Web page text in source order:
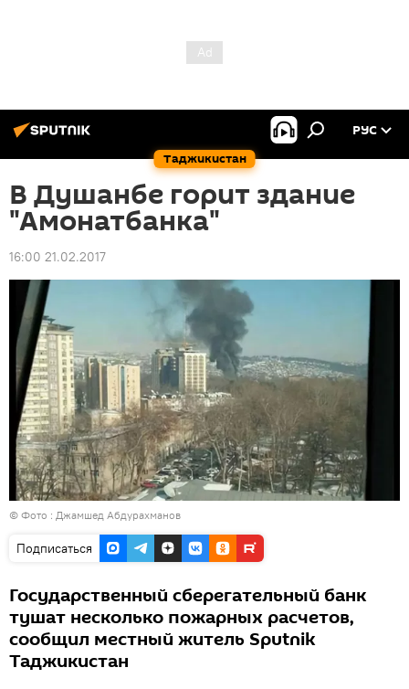
Таджикистан
РУС
В Душанбе горит здание
"Амонатбанка"
16:00 21.02.2017
© Фото : Джамшед Абдурахманов
Подписаться
Государственный сберегательный банк
тушат несколько пожарных расчетов,
сообщил местный житель Sputnik
Таджикистан